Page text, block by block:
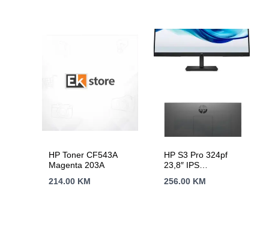
HP Toner CF543A
Magenta 203A
214.00 KM
HP S3 Pro 324pf
23,8″ IPS
godine garancije
256.00 KM